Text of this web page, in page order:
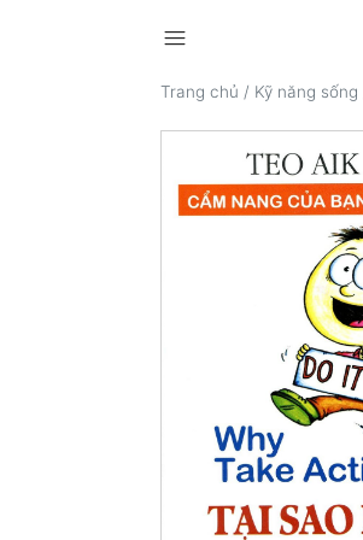
menu
Trang chủ / Kỹ năng sống